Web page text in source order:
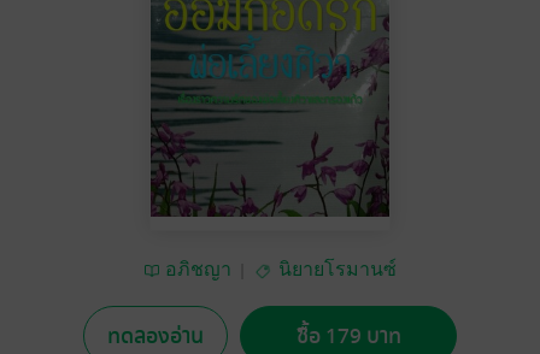
อภิชญา นิยายโรมานซ์
ทดลองอ่าน ซื้อ 179 บาท